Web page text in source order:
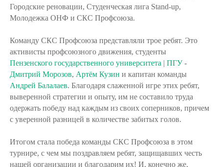
Городские реновации, Студенческая лига Stand-up,
Молодежка ОНФ и СКС Профсоюза.
Команду СКС Профсоюза представляли трое ребят. Это
активисты профсоюзного движения, студенты
Пензенского государственного университета | ПГУ-
Дмитрий Морозов, Артём Кузин и капитан команды
Андрей Балалаев. Благодаря слаженной игре этих ребят,
выверенной стратегии и опыту, им не составило труда
одержать победу над каждым из своих соперников, причем
с уверенной разницей в количестве забитых голов.
Итогом стала победа команды СКС Профсоюза в этом
турнире, с чем мы поздравляем ребят, защищавших честь
нашей организации и благодарим их! И, конечно же,